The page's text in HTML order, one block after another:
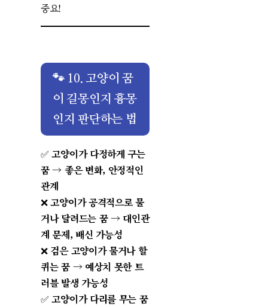
중요!
🐾 10. 고양이 꿈
이 길몽인지 흉몽
인지 판단하는 법
✅고양이가 다정하게 구는
꿈→ 좋은 변화, 안정적인
관계
❌고양이가 공격적으로 물
거나 달려드는 꿈→ 대인관
계 문제, 배신 가능성
❌ 검은 고양이가 물거나 할
퀴는 꿈→ 예상치 못한 트
러블 발생 가능성
✅고양이가 다리를 무는 꿈